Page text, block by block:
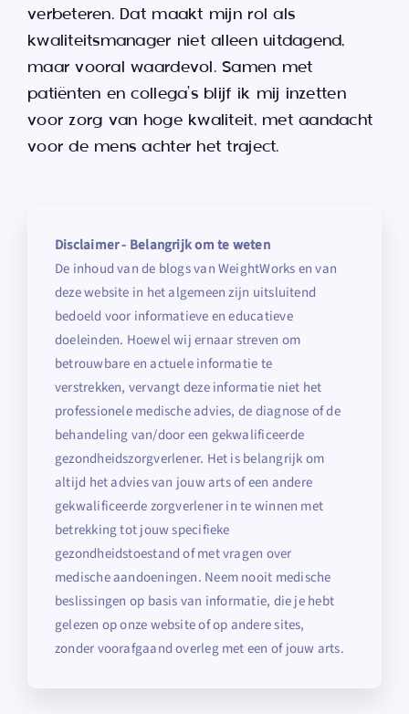
verbeteren. Dat maakt mijn rol als
kwaliteitsmanager niet alleen uitdagend,
maar vooral waardevol. Samen met
patiënten en collega’s blijf ik mij inzetten
voor zorg van hoge kwaliteit, met aandacht
voor de mens achter het traject.
Disclaimer - Belangrijk om te weten
De inhoud van de blogs van WeightWorks en van
deze website in het algemeen zijn uitsluitend
bedoeld voor informatieve en educatieve
doeleinden. Hoewel wij ernaar streven om
betrouwbare en actuele informatie te
verstrekken, vervangt deze informatie niet het
professionele medische advies, de diagnose of de
behandeling van/door een gekwalificeerde
gezondheidszorgverlener. Het is belangrijk om
altijd het advies van jouw arts of een andere
gekwalificeerde zorgverlener in te winnen met
betrekking tot jouw specifieke
gezondheidstoestand of met vragen over
medische aandoeningen. Neem nooit medische
beslissingen op basis van informatie, die je hebt
gelezen op onze website of op andere sites,
zonder voorafgaand overleg met een of jouw arts.